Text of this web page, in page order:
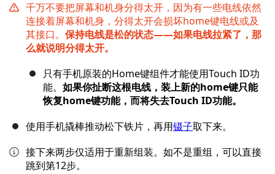
千万不要把屏幕和机身分得太开，因为有一些电线依然
连接着屏幕和机身，分得太开会损坏home键电线或及
其接口。 保持电线是松的状态——如果电线拉紧了，那
么就说明分得太开。
只有手机原装的Home键组件才能使用Touch ID功
能。 如果你扯断这根电线，装上新的home键只能
恢复home键功能，而将失去Touch ID功能。
使用手机撬棒推动松下铁片，再用镊子取下来。
接下来两步仅适用于重新组装。如不是重组，可以直接
跳到第12步。